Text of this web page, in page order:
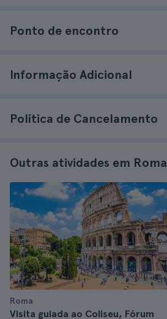
Ponto de encontro
Informação Adicional
Política de Cancelamento
Outras atividades em Roma
Roma
Visita guiada ao Coliseu, Fórum